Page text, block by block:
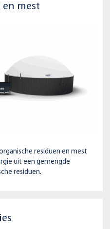
en mest
residuen en mest
uit een gemengde
residuen.